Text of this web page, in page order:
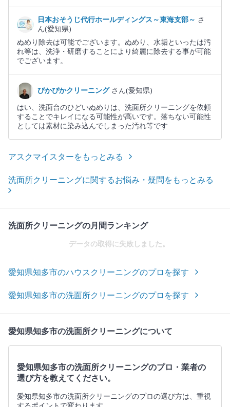
日本おそうじ代行ホールディングス～東海支部～ さ
ん(愛知県)
ぬめり除去は可能でございます。ぬめり、水垢といったは汚
れ等は、洗浄・研磨することにより綺麗に除去する事が可能
でございます。
ぴかぴかクリーニング さん(愛知県)
はい、洗面台のひどいぬめりは、洗面所クリーニングを依頼
することでキレイになる可能性が高いです。落ちない可能性
としては素材に染み込んでしまった汚れ等です
アスクマイスターをもっとみる
洗面所クリーニングに関するお悩み・疑問をもっとみる
洗面所クリーニングの月間ランキング
データの取得に失敗しました。
愛知県知多市のハウスクリーニングのプロを探す
愛知県知多市の洗面所クリーニングのプロを探す
愛知県知多市の洗面所クリーニングについて
愛知県知多市の洗面所クリーニングのプロ・業者の
選び方を教えてください。
愛知県知多市の洗面所クリーニングのプロの選び方は、重視